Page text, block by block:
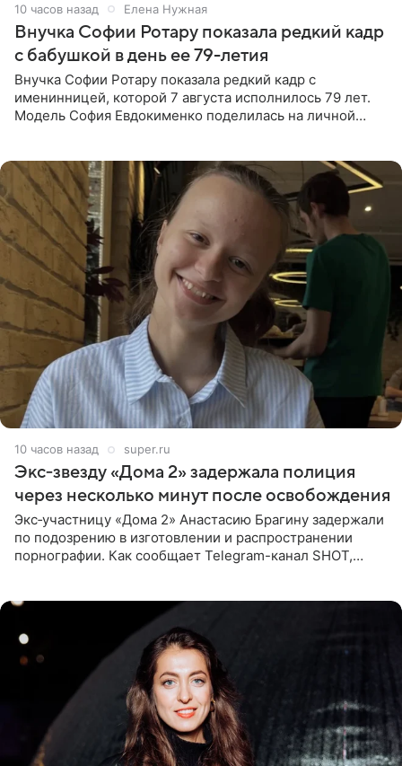
10 часов назад Елена Нужная
Внучка Софии Ротару показала редкий кадр
с бабушкой в день ее 79-летия
Внучка Софии Ротару показала редкий кадр с
именинницей, которой 7 августа исполнилось 79 лет.
Модель София Евдокименко поделилась на личной
10 часов назад super.ru
Экс‑звезду «Дома 2» задержала полиция
через несколько минут после освобождения
Экс‑участницу «Дома 2» Анастасию Брагину задержали
по подозрению в изготовлении и распространении
порнографии. Как сообщает Telegram-канал SHOT,